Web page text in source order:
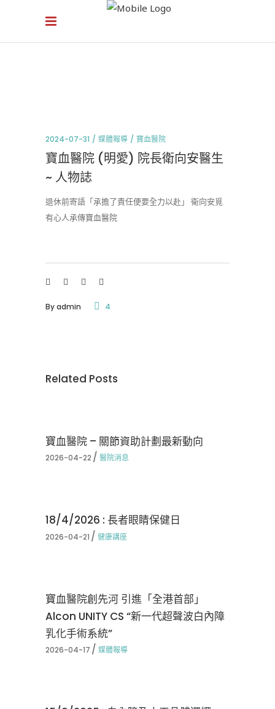
2024-07-31 媒體報導 寶血醫院
寶血醫院 (明愛) 院長衛向安醫生
~ 人物誌
退休前寄語「承擔了責任便要全力以赴」 衛向安覓
有心人承傳寶血醫院
Byadmin 4
Related Posts
寶血醫院 – 關節資助計劃最新動向
2026-04-22 醫院消息
18/4/2026 : 長者眼睛保健日
2026-04-21 健康講座
寶血醫院創先河 引進「全港首部」
Alcon UNITY CS “新一代超聲波白內障
乳化手術系統”
2026-04-17 媒體報導